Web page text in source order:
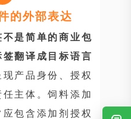
的外部表达
不是简单的商业包
翻译成目标语言
产品身份、授权
主体。饲料添加
包含添加剂授权